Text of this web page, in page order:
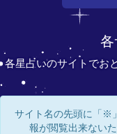
各
各星占いのサイトでお
サイト名の先頭に「※
報が閲覧出来ない